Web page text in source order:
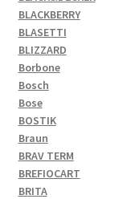
BLACKBERRY
BLASETTI
BLIZZARD
Borbone
Bosch
Bose
BOSTIK
Braun
BRAV TERM
BREFIOCART
BRITA